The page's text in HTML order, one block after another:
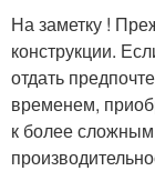
На заметку !
конструкции.
отдать
временем,
к более